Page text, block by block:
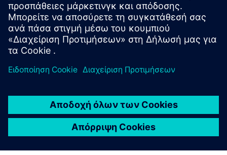
λειτουργία.
Δημοσιεύθηκε: 20 Μαρτίου 2026